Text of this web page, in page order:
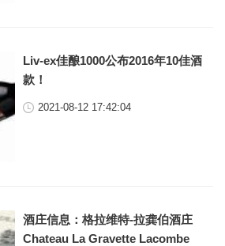
Liv-ex佳酿1000公布2016年10佳酒
款！
2021-08-12 17:42:04
酒庄信息：格拉维特-拉龚伯酒庄
Chateau La Gravette Lacombe